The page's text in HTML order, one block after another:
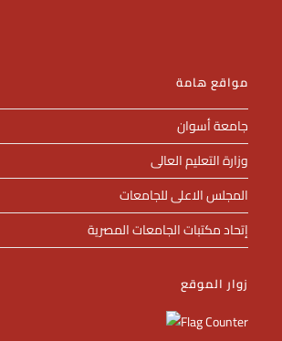
مواقع هامة
جامعة أسوان
وزارة التعليم العالى
المجلس الاعلى للجامعات
إتحاد مكتبات الجامعات المصرية
زوار الموقع